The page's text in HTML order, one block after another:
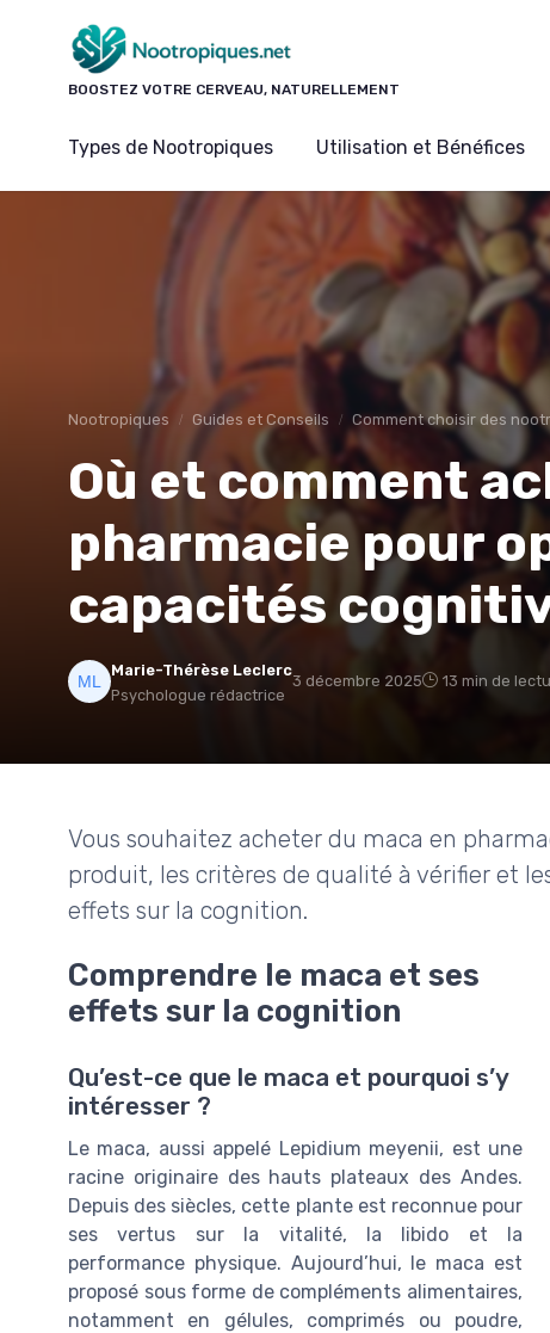
BOOSTEZ VOTRE CERVEAU, NATURELLEMENT
Types de Nootropiques Utilisation et Bénéfices
Nootropiques Guides et Conseils Comment choisir des
Où et comment
pharmacie pour
capacités
Marie-Thérèse Leclerc
Psychologue rédactrice
3 décembre 2025 13 min de
Vous souhaitez acheter du maca en
produit, les critères de qualité à vérifier et
effets sur la cognition.
Comprendre le maca et ses
effets sur la cognition
Qu’est-ce que le maca et pourquoi s’y
intéresser ?
Le maca, aussi appelé Lepidium meyenii, est une
racine originaire des hauts plateaux des Andes.
Depuis des siècles, cette plante est reconnue pour
ses vertus sur la vitalité, la libido et la
performance physique. Aujourd’hui, le maca est
proposé sous forme de compléments alimentaires,
notamment en gélules, comprimés ou poudre,